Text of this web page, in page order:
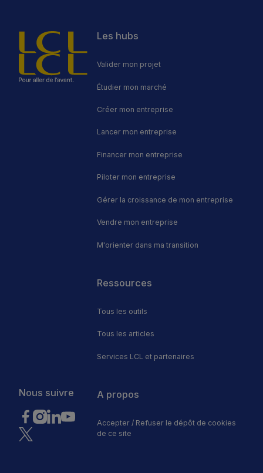
sécuriser votre projet de
franchise.
Nous suivre
Les hubs
Valider mon projet
Étudier mon marché
Créer mon entreprise
Lancer mon entreprise
Financer mon entreprise
Piloter mon entreprise
Gérer la croissance de mon entreprise
Vendre mon entreprise
M'orienter dans ma transition
Ressources
Tous les outils
Tous les articles
Services LCL et partenaires
A propos
Accepter / Refuser le dépôt de cookies
de ce site